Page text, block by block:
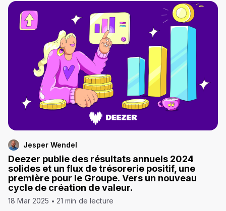
Jesper Wendel
Deezer publie des résultats annuels 2024
solides et un flux de trésorerie positif, une
première pour le Groupe. Vers un nouveau
cycle de création de valeur.
18 Mar 2025 21 min de lecture